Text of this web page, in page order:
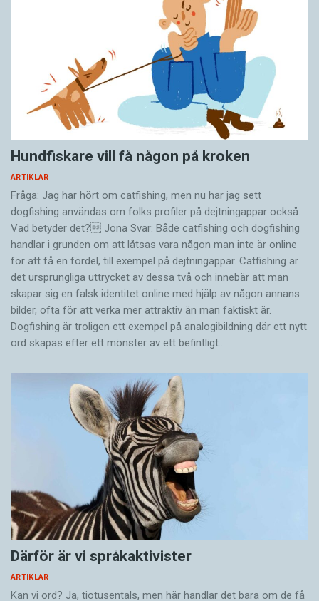
Hundfiskare vill få någon på kroken
ARTIKLAR
Fråga: Jag har hört om catfishing, men nu har jag sett
dogfishing användas om folks profiler på dejtningappar också.
Vad betyder det? Jona Svar: Både catfishing och dogfishing
handlar i grunden om att låtsas vara någon man inte är online
för att få en fördel, till exempel på dejtningappar. Catfishing är
det ursprungliga uttrycket av dessa två och innebär att man
skapar sig en falsk identitet online med hjälp av någon annans
bilder, ofta för att verka mer attraktiv än man faktiskt är.
Dogfishing är troligen ett exempel på analogibildning där ett nytt
ord skapas efter ett mönster av ett befintligt.…
Därför är vi språkaktivister
ARTIKLAR
Kan vi ord? Ja, tiotusentals, men här handlar det bara om de få